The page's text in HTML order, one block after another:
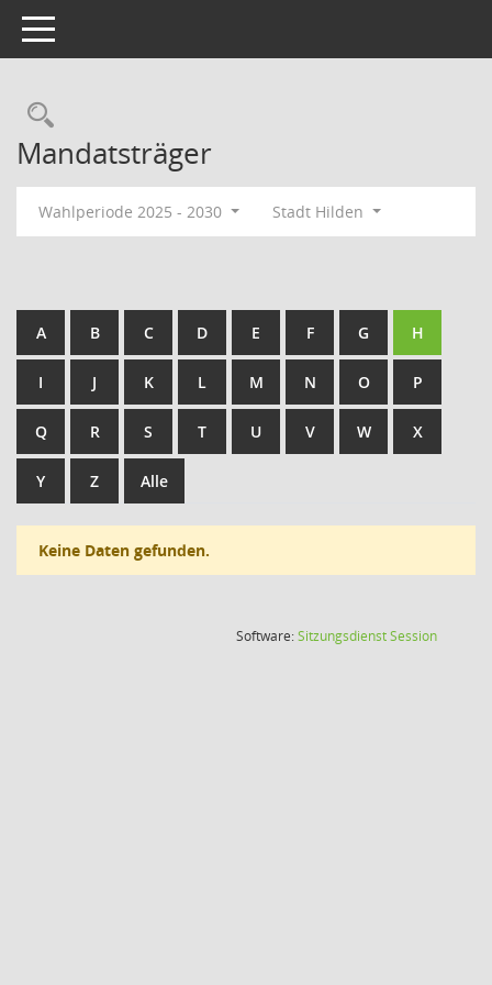
Toggle navigation
Rechercheauswahl
Mandatsträger
Wahlperiode 2025 - 2030 Stadt Hilden
A B C D E F G H
I J K L M N O P
Q R S T U V W X
Y Z Alle
Keine Daten gefunden.
Software:SitzungsdienstSession(Wird in